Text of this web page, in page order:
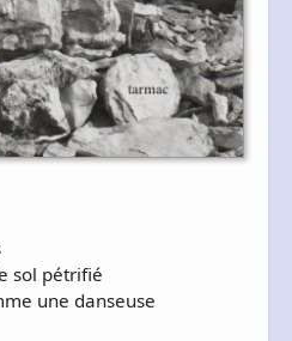
sol pétrifié
une danseuse